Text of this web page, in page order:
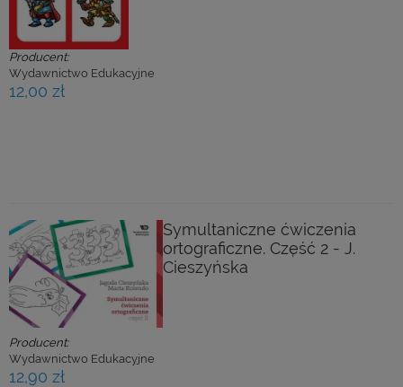
Producent:
Wydawnictwo Edukacyjne
12,00 zł
Symultaniczne ćwiczenia
ortograficzne. Część 2 - J.
Cieszyńska
Producent:
Wydawnictwo Edukacyjne
12,90 zł